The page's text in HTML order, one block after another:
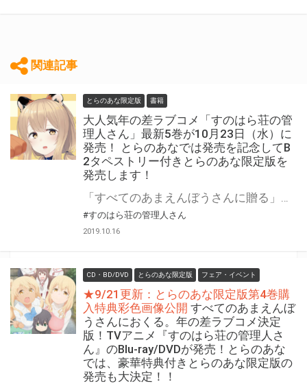
関連記事
とらのあな限定版 書籍
大人気年の差ラブコメ「すのはら荘の管
理人さん」最新5巻が10月23日（水）に
発売！ とらのあなでは発売を記念してB
2タペストリー付きとらのあな限定版を
発売します！
#すのはら荘の管理人さん
2019.10.16
CD・BD/DVD とらのあな限定版 フェア・イベント
★9/21更新：とらのあな限定版第4巻購
入特典彩色画像公開 すべてのあまえんぼ
うさんにおくる。年の差ラブコメ決定
版！TVアニメ『すのはら荘の管理人さ
ん』のBlu-ray/DVDが発売！とらのあな
では、豪華特典付きとらのあな限定版の
発売も大決定！！